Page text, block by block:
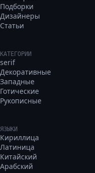
Подборки
Дизайнеры
Статьи
КАТЕГОРИИ
serif
Декоративные
Западные
Готические
Рукописные
ЯЗЫКИ
Кириллица
Латиница
Китайский
Арабский